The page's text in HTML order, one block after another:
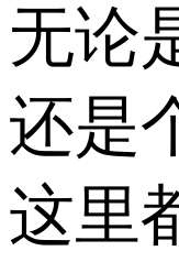
无论
还是
这里